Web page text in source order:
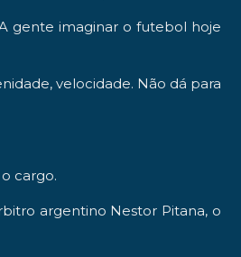
gente imaginar o futebol hoje
velocidade. Não dá para
cargo.
argentino Nestor Pitana, o